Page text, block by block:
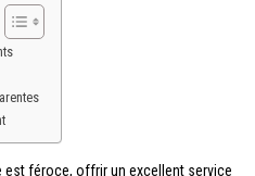
est féroce, offrir un excellent service